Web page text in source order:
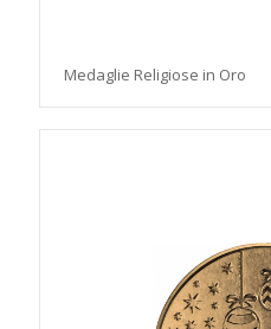
Medaglie Religiose in Oro